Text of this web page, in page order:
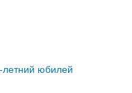
летний юбилей